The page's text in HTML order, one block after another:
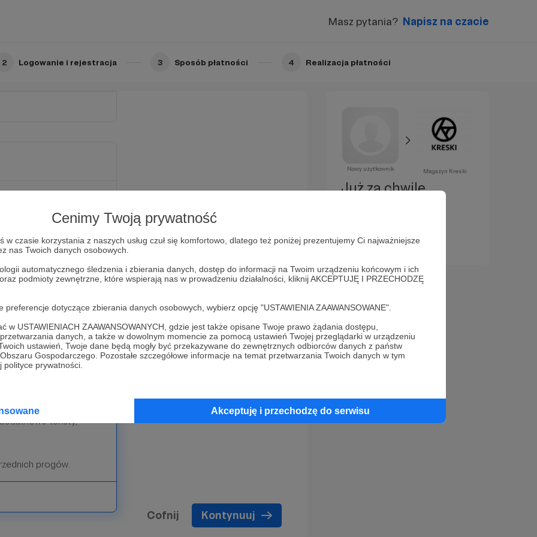
Cenimy Twoją prywatność
w czasie korzystania z naszych usług czuł się komfortowo, dlatego też poniżej prezentujemy Ci najważniejsze
nas Twoich danych osobowych.
automatycznego śledzenia i zbierania danych, dostęp do informacji na Twoim urządzeniu końcowym i ich
podmioty zewnętrzne, które wspierają nas w prowadzeniu działalności, kliknij AKCEPTUJĘ I PRZECHODZĘ
dotyczące zbierania danych osobowych, wybierz opcję "USTAWIENIA ZAAWANSOWANE".
w USTAWIENIACH ZAAWANSOWANYCH, gdzie jest także opisane Twoje prawo żądania dostępu,
danych, a także w dowolnym momencie za pomocą ustawień Twojej przeglądarki w urządzeniu
ustawień, Twoje dane będą mogły być przekazywane do zewnętrznych odbiorców danych z państw
Gospodarczego. Pozostałe szczegółowe informacje na temat przetwarzania Twoich danych w tym
prywatności.
Akceptuję i przechodzę do serwisu
Masz pytania? Napisz na czacie
2 Logowanie i rejestracja 3 Sposób płatności 4 Realizacja płatności
film, muzykę, gry, czy
premier, które
progu.
dodatkowe teksty,
progów.
Cofnij Kontynuuj
Nowy użytkownik Magazyn Kreski
Już za chwilę